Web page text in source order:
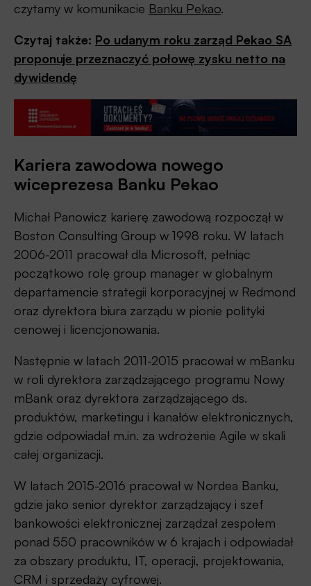
czytamy w komunikacie Banku Pekao.
Czytaj także: Po udanym roku zarząd Pekao SA
proponuje przeznaczyć połowę zysku netto na
dywidendę
Kariera zawodowa nowego
wiceprezesa Banku Pekao
Michał Panowicz karierę zawodową rozpoczął w
Boston Consulting Group w 1998 roku. W latach
2006-2011 pracował dla Microsoft, pełniąc
początkowo rolę group manager w globalnym
departamencie strategii korporacyjnej w Redmond
oraz dyrektora biura zarządu w pionie polityki
cenowej i licencjonowania.
Następnie w latach 2011-2015 pracował w mBanku
w roli dyrektora zarządzającego programu Nowy
mBank oraz dyrektora zarządzającego ds.
produktów, marketingu i kanałów elektronicznych,
gdzie odpowiadał m.in. za wdrożenie Agile w skali
całej organizacji.
W latach 2015-2016 pracował w Nordea Banku,
gdzie jako senior dyrektor zarządzający i szef
bankowości elektronicznej zarządzał zespołem
ponad 550 pracowników w 6 krajach i odpowiadał
za obszary produktu, IT, operacji, projektowania,
CRM i sprzedaży cyfrowej.